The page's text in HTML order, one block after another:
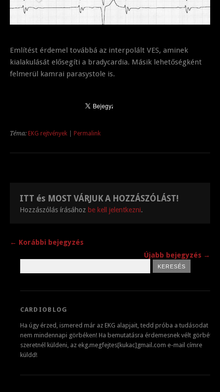
Említést érdemel továbbá az interpolált VES, aminek
kialakulását elősegíti a bradycardia. Másik lehetőségként
felmerül kamrai parasystole is.
Téma: EKG rejtvények Permalink
ITT és MOST VÁRJUK A HOZZÁSZÓLÁST!
Hozzászólás írásához be kell jelentkezni.
← Korábbi bejegyzés
Újabb bejegyzés →
CARDIOBLOG
Ha úgy érzed, ismered már az EKG alapjait, tedd próba a tudásodat
nem mindennapi görbéken! Ha bemutatásra érdemesnek vélt görbét
szeretnél küldeni, az ekg.megfejtes[kukac]gmail.com e-mail címre
küldd!